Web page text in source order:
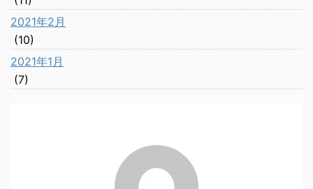
2021年2月
(10)
2021年1月
(7)